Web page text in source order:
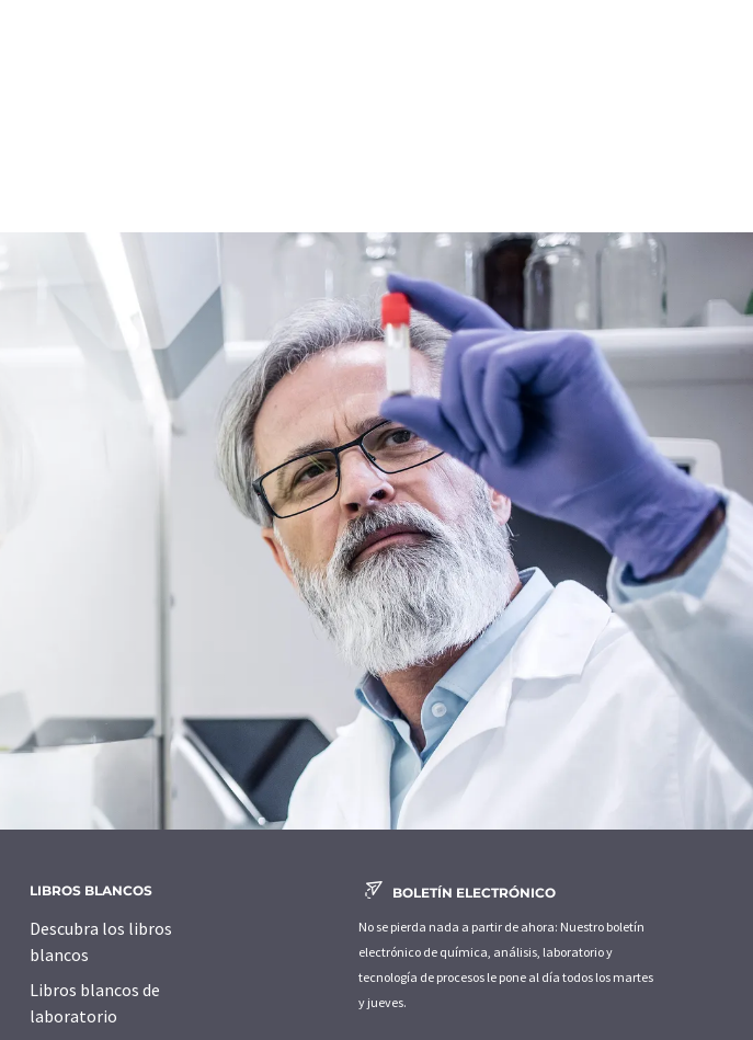
LIBROS BLANCOS
Descubra los libros
blancos
Libros blancos de
laboratorio
BOLETÍN ELECTRÓNICO
No se pierda nada a partir de ahora: Nuestro boletín
electrónico de química, análisis, laboratorio y
tecnología de procesos le pone al día todos los martes
y jueves.